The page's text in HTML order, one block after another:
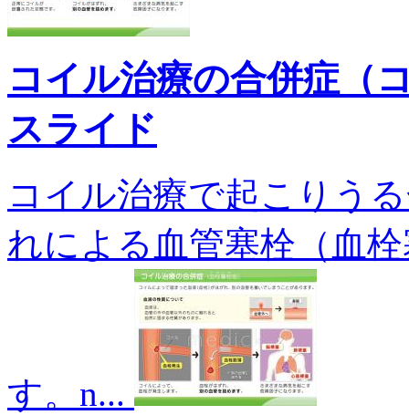
コイル治療の合併症（
スライド
コイル治療で起こりう
れによる血管塞栓（血
す。n...